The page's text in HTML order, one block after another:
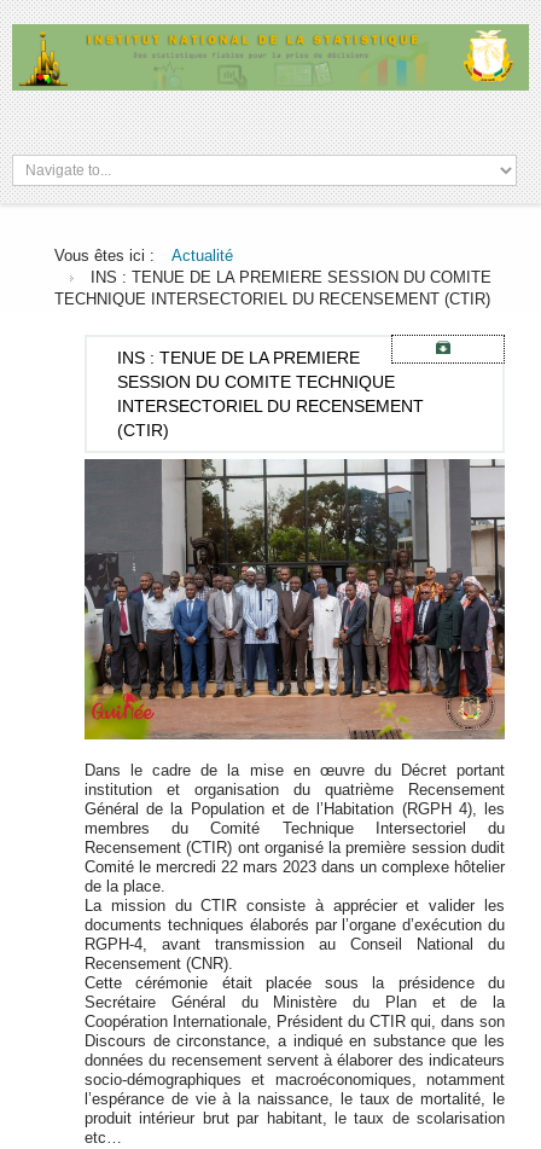
Vous êtes ici :
Actualité
INS : TENUE DE LA PREMIERE SESSION DU COMITE
TECHNIQUE INTERSECTORIEL DU RECENSEMENT (CTIR)
INS : TENUE DE LA PREMIERE
SESSION DU COMITE TECHNIQUE
INTERSECTORIEL DU RECENSEMENT
(CTIR)
Dans le cadre de la mise en œuvre du Décret portant
institution et organisation du quatrième Recensement
Général de la Population et de l’Habitation (RGPH 4), les
membres du Comité Technique Intersectoriel du
Recensement (CTIR) ont organisé la première session dudit
Comité le mercredi 22 mars 2023 dans un complexe hôtelier
de la place.
La mission du CTIR consiste à apprécier et valider les
documents techniques élaborés par l’organe d’exécution du
RGPH-4, avant transmission au Conseil National du
Recensement (CNR).
Cette cérémonie était placée sous la présidence du
Secrétaire Général du Ministère du Plan et de la
Coopération Internationale, Président du CTIR qui, dans son
Discours de circonstance, a indiqué en substance que les
données du recensement servent à élaborer des indicateurs
socio-démographiques et macroéconomiques, notamment
l’espérance de vie à la naissance, le taux de mortalité, le
produit intérieur brut par habitant, le taux de scolarisation
etc…